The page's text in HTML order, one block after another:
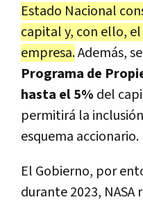
Estado Nacional
capital y, con ello,
empresa.Además,
Programa de
hasta el 5% del
permitirá la
esquema accionario.
El Gobierno, por
durante 2023,